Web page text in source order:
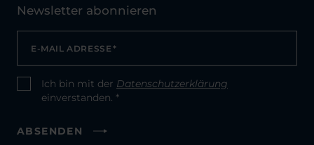
Newsletter abonnieren
E-MAIL ADRESSE *
CONSENT *
Ich bin mit der Datenschutzerklärung
einverstanden. *
ABSENDEN